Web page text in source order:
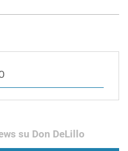
su Don DeLillo